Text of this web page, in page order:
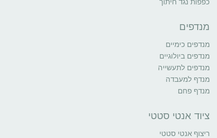
כפפות נגד חיתוך
מנדפים
מנדפים כימיים
מנדפים ביולוגיים
מנדפים לתעשייה
מנדף למעבדה
מנדף פחם
ציוד אנטי סטטי
ריצוף אנטי סטטי